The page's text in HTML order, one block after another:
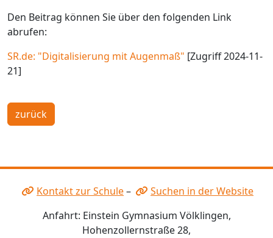
Den Beitrag können Sie über den folgenden Link
abrufen:
SR.de: "Digitalisierung mit Augenmaß" [Zugriff 2024-11-
21]
zurück
Kontakt zur Schule–
Suchen in der Website
Anfahrt: Einstein Gymnasium Völklingen,
Hohenzollernstraße 28,